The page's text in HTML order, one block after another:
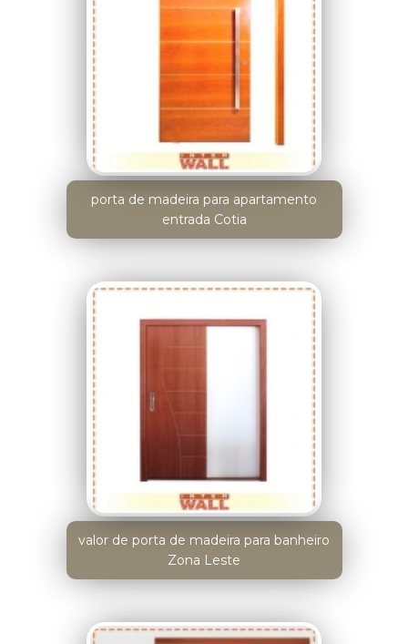
porta de madeira para apartamento
entrada Cotia
valor de porta de madeira para banheiro
Zona Leste